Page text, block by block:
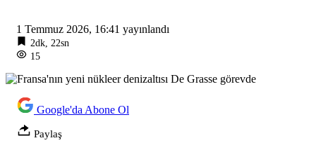
1 Temmuz 2026, 16:41 yayınlandı
2dk, 22sn
15
Google'da Abone Ol
Paylaş